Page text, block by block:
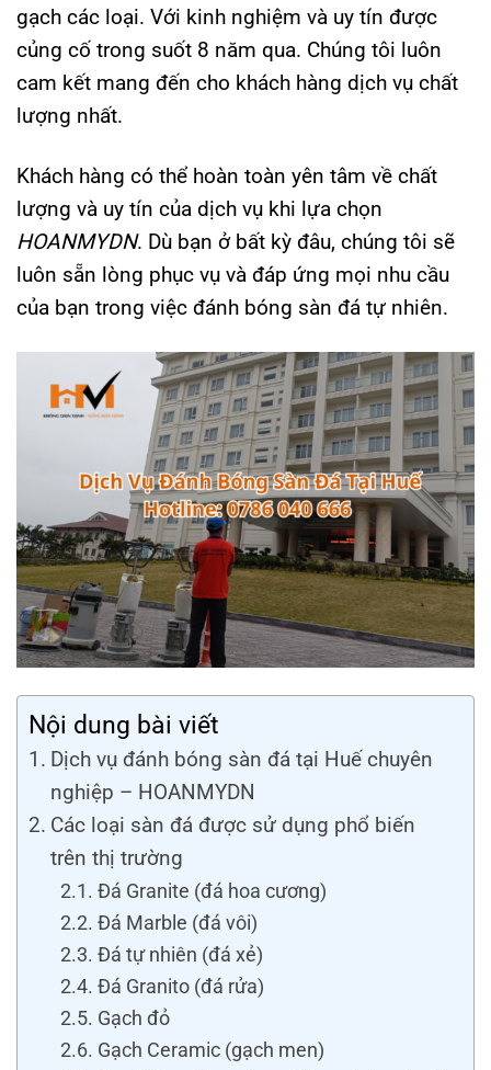
gạch các loại. Với kinh nghiệm và uy tín được
củng cố trong suốt 8 năm qua. Chúng tôi luôn
cam kết mang đến cho khách hàng dịch vụ chất
lượng nhất.
Khách hàng có thể hoàn toàn yên tâm về chất
lượng và uy tín của dịch vụ khi lựa chọn
HOANMYDN. Dù bạn ở bất kỳ đâu, chúng tôi sẽ
luôn sẵn lòng phục vụ và đáp ứng mọi nhu cầu
của bạn trong việc đánh bóng sàn đá tự nhiên.
Nội dung bài viết
Dịch vụ đánh bóng sàn đá tại Huế chuyên
nghiệp – HOANMYDN
Các loại sàn đá được sử dụng phổ biến
trên thị trường
Đá Granite (đá hoa cương)
Đá Marble (đá vôi)
Đá tự nhiên (đá xẻ)
Đá Granito (đá rửa)
Gạch đỏ
Gạch Ceramic (gạch men)